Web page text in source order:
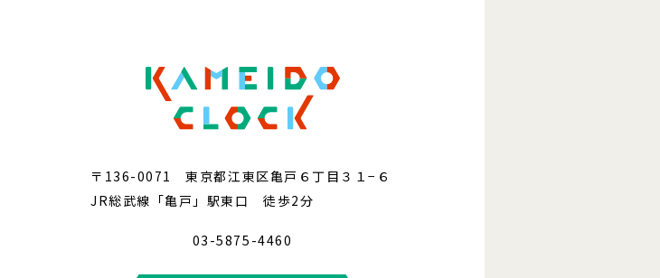
〒136-0071 東京都江東区亀戸６丁目３１−６
JR総武線「亀戸」駅東口 徒歩2分
03-5875-4460